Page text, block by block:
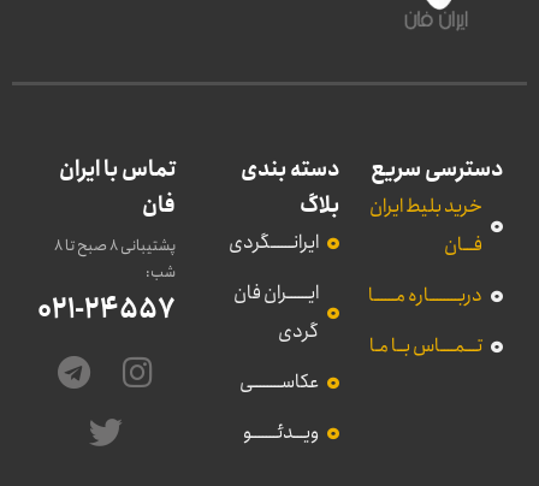
دسترسی سریع
خرید بلیط ایران
فـــان
دربــــــــاره مــــــا
تـــمــــاس بــا مـا
دسته بندی
بلاگ
ایرانــــــگردی
ایــــــران فان
گردی
عکاســــــــی
ویـــدئـــــــو
تماس با ایران
فان
پشتیبانی 8 صبح تا 8
شب:
021-24557